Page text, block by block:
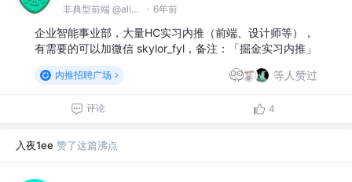
非典型前端 @alibaba · 6年前
企业智能事业部，大量HC实习内推（前端、设计师等），
有需要的可以加微信 skylor_fyl，备注：「掘金实习内推」
内推招聘广场 等人赞过
评论 4
入夜1ee 赞了这篇沸点